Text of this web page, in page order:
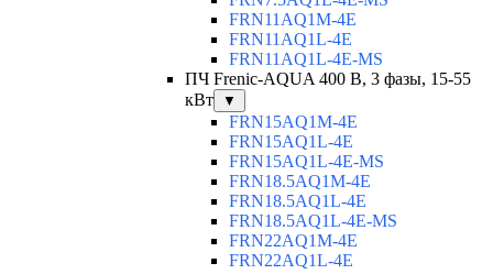
FRN11AQ1M-4E
FRN11AQ1L-4E
FRN11AQ1L-4E-MS
ПЧ Frenic-AQUA 400 В, 3 фазы, 15-55
кВт
▼
FRN15AQ1M-4E
FRN15AQ1L-4E
FRN15AQ1L-4E-MS
FRN18.5AQ1M-4E
FRN18.5AQ1L-4E
FRN18.5AQ1L-4E-MS
FRN22AQ1M-4E
FRN22AQ1L-4E